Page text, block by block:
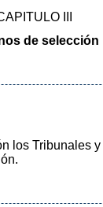
III
de selección
los Tribunales